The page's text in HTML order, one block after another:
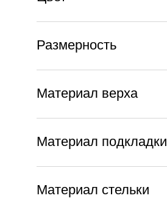
Размерность
Материал верха
Материал подкладки
Материал стельки